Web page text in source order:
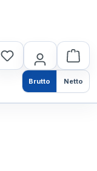
Brutto Netto